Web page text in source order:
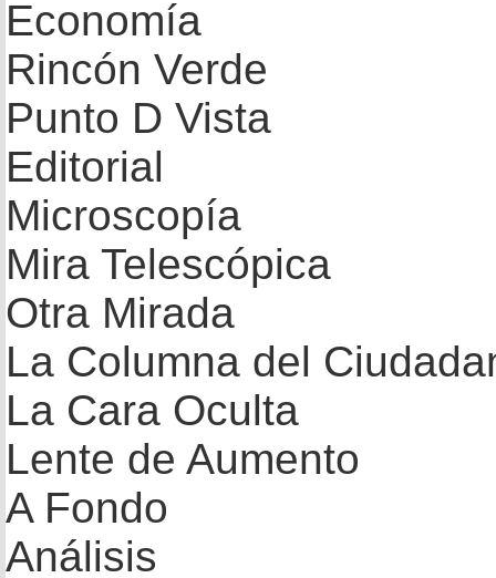
Economía
Rincón Verde
Punto D Vista
Editorial
Microscopía
Mira Telescópica
Otra Mirada
La Columna del
La Cara Oculta
Lente de Aumento
A Fondo
Análisis